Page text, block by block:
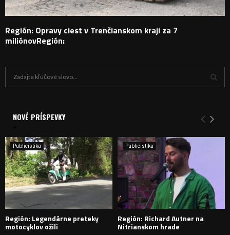
Región: Opravy ciest v Trenčianskom kraji za 7
miliónovRegión:
i
e
:
Y
H
D
NOVÉ PRÍSPEVKY
Publicistika
Región: Legendárne preteky
motocyklov ožili
Publicistika
Región: Richard Autner na
Nitrianskom hrade